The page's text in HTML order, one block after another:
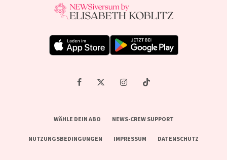
WÄHLE DEIN ABO NEWS-CREW SUPPORT
NUTZUNGSBEDINGUNGEN IMPRESSUM DATENSCHUTZ